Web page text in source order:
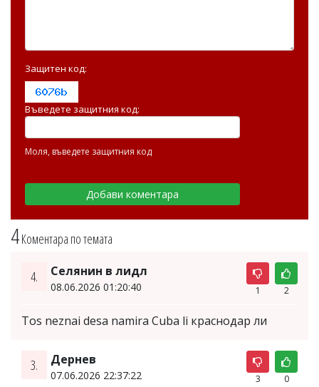
4Коментара по темата
4. Селянин в лидл
08.06.2026 01:20:40 1 2
Tos neznai desa namira Cuba li краснодар ли
3. Дернев
07.06.2026 22:37:22 3 0
Защитен код:
Въведете защитния код:
Моля, въведете защитния код